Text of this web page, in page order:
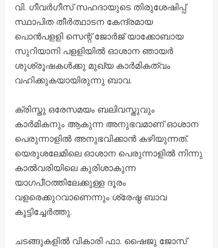
വി. ഗീവർഗീസ് സഹദായുടെ തിരുശേഷിപ്പ്
സ്ഥാപിത തീർത്ഥാടന കേന്ദ്രമായ
പൊൻപളളി സെന്റ് ജോർജ് യാക്കോബായ
സുറിയാനി പളളിയിൽ ഓശാന ഞായർ
ശുശ്രൂഷകൾക്കു മുഖ്യ കാർമികത്വം
വഹിക്കുകയായിരുന്നു ബാവ.
ക്രിസ്തു ഒരേസമയം ബലിവസ്തു‌വും
കാർമികനും ആകുന്ന അനുഭവമാണ് ഓശാന
പെരുന്നാളിൽ അനുഭവിക്കാൻ കഴിയുന്നത്.
യെരുശലേമിലെ ഓശാന പെരുന്നാളിൽ നിന്നു
കാൽവരിയിലെ കുരിശാകുന്ന
യാഗപീഠത്തിലേക്കുള്ള ദൂരം
വളരെക്കുറവാണെന്നും ശ്രേഷ്ഠ ബാവ
കൂട്ടിച്ചേർത്തു.
ചടങ്ങുകളിൽ വികാരി ഫാ. ഷൈജു ജോസ്